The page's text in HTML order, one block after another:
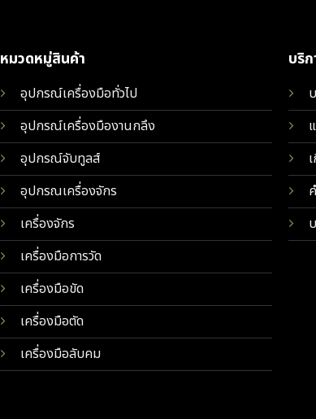
หมวดหมู่สินค้า
อุปกรณ์เครื่องมือทั่วไป
อุปกรณ์เครื่องมืองานกลึง
อุปกรณ์จับทูลส์
อุปกรณเครื่องจักร
เครื่องจักร
เครื่องมือการวัด
เครื่องมือขัด
เครื่องมือตัด
เครื่องมือลับคม
บริก